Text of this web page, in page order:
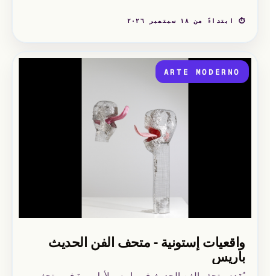
⏱ ابتداءً من ١٨ سبتمبر ٢٠٢٦
ARTE MODERNO
واقعيات إستونية - متحف الفن الحديث
باريس